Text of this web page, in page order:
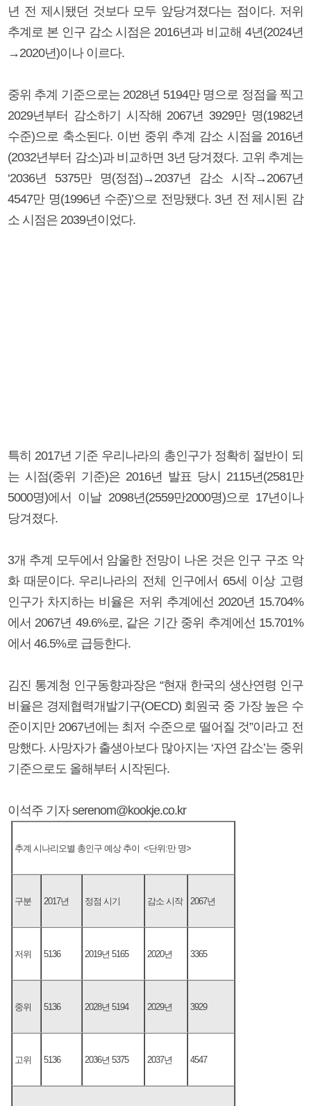
년 전 제시됐던 것보다 모두 앞당겨졌다는 점이다. 저위
추계로 본 인구 감소 시점은 2016년과 비교해 4년(2024년
→2020년)이나 이르다.
중위 추계 기준으로는 2028년 5194만 명으로 정점을 찍고
2029년부터 감소하기 시작해 2067년 3929만 명(1982년
수준)으로 축소된다. 이번 중위 추계 감소 시점을 2016년
(2032년부터 감소)과 비교하면 3년 당겨졌다. 고위 추계는
‘2036년 5375만 명(정점)→2037년 감소 시작→2067년
4547만 명(1996년 수준)’으로 전망됐다. 3년 전 제시된 감
소 시점은 2039년이었다.
특히 2017년 기준 우리나라의 총인구가 정확히 절반이 되
는 시점(중위 기준)은 2016년 발표 당시 2115년(2581만
5000명)에서 이날 2098년(2559만2000명)으로 17년이나
당겨졌다.
3개 추계 모두에서 암울한 전망이 나온 것은 인구 구조 악
화 때문이다. 우리나라의 전체 인구에서 65세 이상 고령
인구가 차지하는 비율은 저위 추계에선 2020년 15.704%
에서 2067년 49.6%로, 같은 기간 중위 추계에선 15.701%
에서 46.5%로 급등한다.
김진 통계청 인구동향과장은 “현재 한국의 생산연령 인구
비율은 경제협력개발기구(OECD) 회원국 중 가장 높은 수
준이지만 2067년에는 최저 수준으로 떨어질 것”이라고 전
망했다. 사망자가 출생아보다 많아지는 ‘자연 감소’는 중위
기준으로도 올해부터 시작된다.
이석주 기자 serenom@kookje.co.kr
추계 시나리오별 총인구 예상 추이 <단위:만 명>
구분 2017년 정점 시기 감소 시작 2067년
저위 5136 2019년 5165 2020년 3365
중위 5136 2028년 5194 2029년 3929
고위 5136 2036년 5375 2037년 4547